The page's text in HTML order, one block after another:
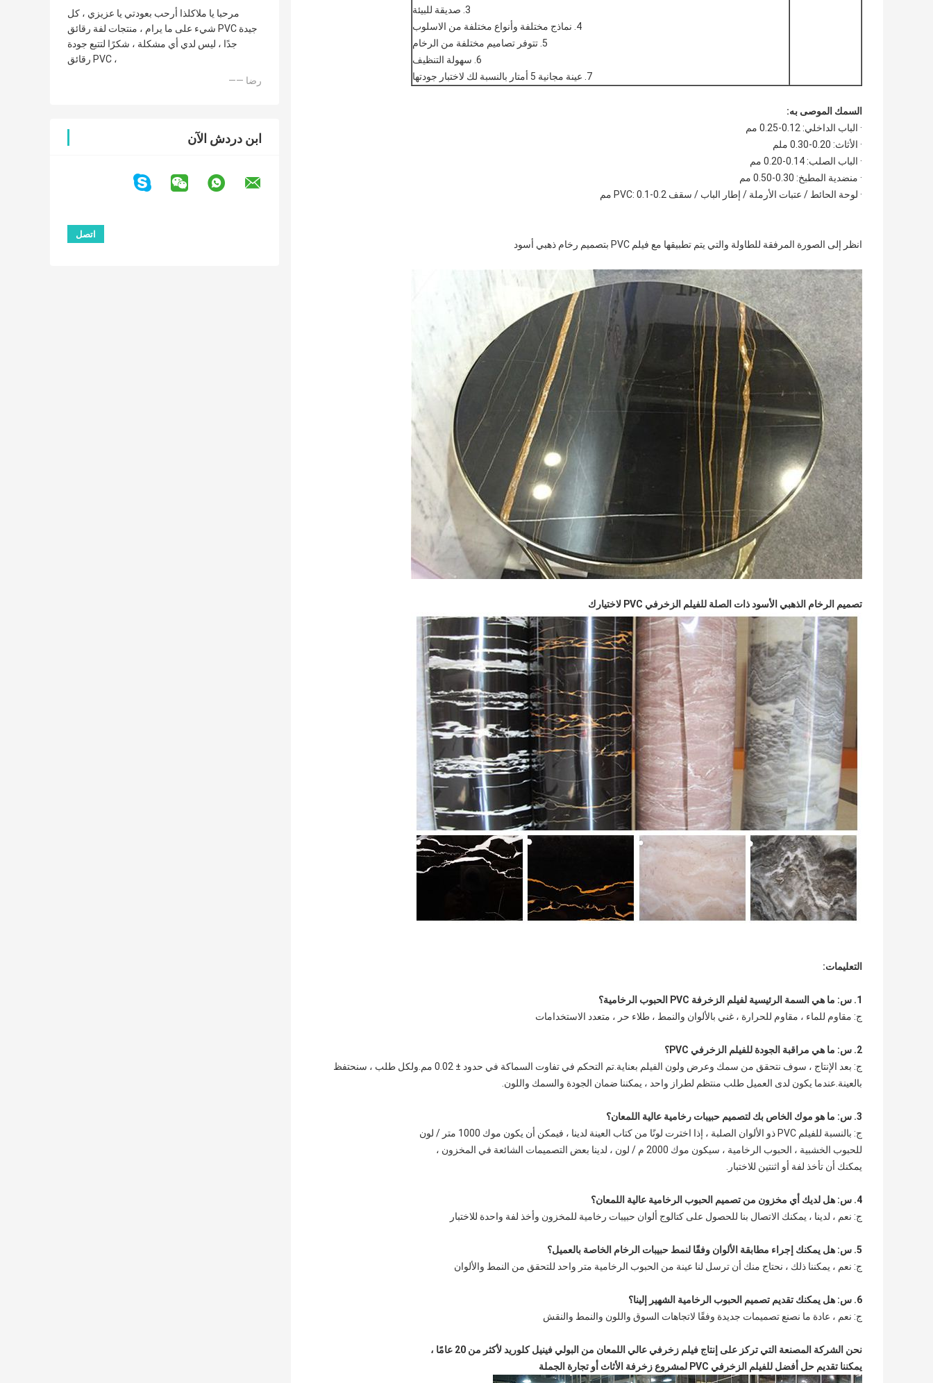
مرحبا يا ملاكلذا أرحب بعودتي يا عزيزي ، كل
شيء على ما يرام ، منتجات لفة رقائق PVC جيدة
جدًا ، ليس لدي أي مشكلة ، شكرًا لتتبع جودة
رقائق PVC ،
—— رضا
ابن دردش الآن
3. صديقة للبيئة
4. نماذج مختلفة وأنواع مختلفة من الاسلوب
5. تتوفر تصاميم مختلفة من الرخام
6. سهولة التنظيف
7. عينة مجانية 5 أمتار بالنسبة لك لاختبار جودتها
السمك الموصى به:
· الباب الداخلي: 0.12-0.25 مم
· الأثاث: 0.20-0.30 ملم
· الباب الصلب: 0.14-0.20 مم
· منضدية المطبخ: 0.30-0.50 مم
· لوحة الحائط / عتبات الأرملة / إطار الباب / سقف PVC: 0.1-0.2 مم
انظر إلى الصورة المرفقة للطاولة والتي يتم تطبيقها مع فيلم PVC بتصميم رخام ذهبي أسود
تصميم الرخام الذهبي الأسود ذات الصلة للفيلم الزخرفي PVC لاختيارك
التعليمات:
1. س: ما هي السمة الرئيسية لفيلم الزخرفة PVC الحبوب الرخامية؟
ج: مقاوم للماء ، مقاوم للحرارة ، غني بالألوان والنمط ، طلاء حر ، متعدد الاستخدامات
2. س: ما هي مراقبة الجودة للفيلم الزخرفي PVC؟
ج: بعد الإنتاج ، سوف نتحقق من سمك وعرض ولون الفيلم بعناية.تم التحكم في تفاوت السماكة في حدود ± 0.02 مم.ولكل طلب ، سنحتفظ
بالعينة.عندما يكون لدى العميل طلب منتظم لطراز واحد ، يمكننا ضمان الجودة والسمك واللون.
3. س: ما هو موك الخاص بك لتصميم حبيبات رخامية عالية اللمعان؟
ج: بالنسبة للفيلم PVC ذو الألوان الصلبة ، إذا اخترت لونًا من كتاب العينة لدينا ، فيمكن أن يكون موك 1000 متر / لون
للحبوب الخشبية ، الحبوب الرخامية ، سيكون موك 2000 م / لون ، لدينا بعض التصميمات الشائعة في المخزون ،
يمكنك أن تأخذ لفة أو اثنتين للاختبار.
4. س: هل لديك أي مخزون من تصميم الحبوب الرخامية عالية اللمعان؟
ج: نعم ، لدينا ، يمكنك الاتصال بنا للحصول على كتالوج ألوان حبيبات رخامية للمخزون وأخذ لفة واحدة للاختبار
5. س: هل يمكنك إجراء مطابقة الألوان وفقًا لنمط حبيبات الرخام الخاصة بالعميل؟
ج: نعم ، يمكننا ذلك ، نحتاج منك أن ترسل لنا عينة من الحبوب الرخامية متر واحد للتحقق من النمط والألوان
6. س: هل يمكنك تقديم تصميم الحبوب الرخامية الشهير إلينا؟
ج: نعم ، عادة ما نصنع تصميمات جديدة وفقًا لاتجاهات السوق واللون والنمط والنقش
نحن الشركة المصنعة التي تركز على إنتاج فيلم زخرفي عالي اللمعان من البولي فينيل كلوريد لأكثر من 20 عامًا ،
يمكننا تقديم حل أفضل للفيلم الزخرفي PVC لمشروع زخرفة الأثاث أو تجارة الجملة